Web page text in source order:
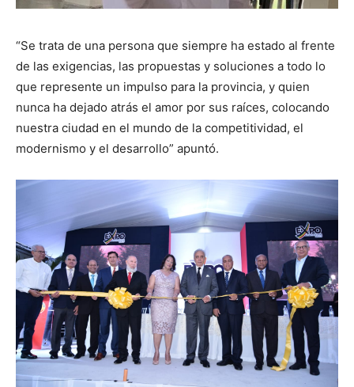
“Se trata de una persona que siempre ha estado al frente
de las exigencias, las propuestas y soluciones a todo lo
que represente un impulso para la provincia, y quien
nunca ha dejado atrás el amor por sus raíces, colocando
nuestra ciudad en el mundo de la competitividad, el
modernismo y el desarrollo” apuntó.